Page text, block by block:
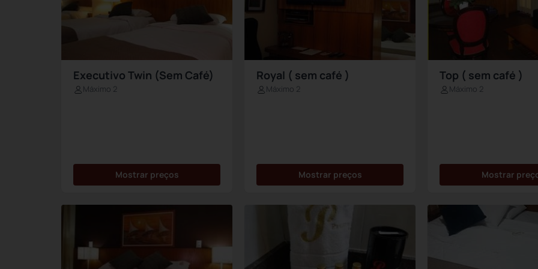
Executivo Twin (Sem Café)
Máximo 2
Mostrar preços
Royal ( sem café )
Máximo 2
Mostrar preços
Top ( sem café )
Máximo 2
Mostrar